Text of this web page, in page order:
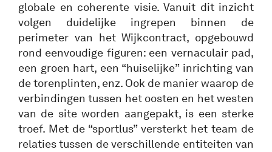
globale en coherente visie. Vanuit dit inzicht
volgen duidelijke ingrepen binnen de
perimeter van het Wijkcontract, opgebouwd
rond eenvoudige figuren: een vernaculair pad,
een groen hart, een “huiselijke” inrichting van
de torenplinten, enz. Ook de manier waarop de
verbindingen tussen het oosten en het westen
van de site worden aangepakt, is een sterke
troef. Met de “sportlus” versterkt het team de
relaties tussen de verschillende entiteiten van